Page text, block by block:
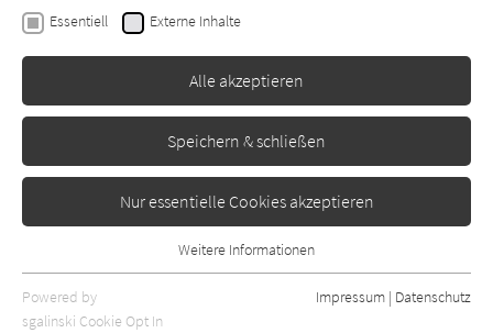
Jakob Maria Soedher
Seebühne
Erschienen: Januar 2014
1
Essentiell Externe Inhalte
Alle akzeptieren
Speichern & schließen
Nur essentielle Cookies akzeptieren
Essentielle Cookies werden für grundlegende Funktionen der
Webseite benötigt. Dadurch ist gewährleistet, dass die Webseite
Weitere Informationen
Powered by
sgalinski Cookie Opt In
Impressum | Datenschutz